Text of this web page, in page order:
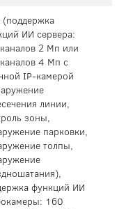
(поддержка
ИИ сервера:
2 Мп или
4 Мп с
IP-камерой
линии,
зоны,
парковки,
толпы,
функций ИИ
160